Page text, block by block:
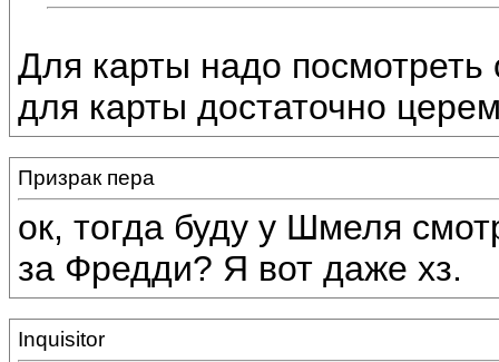
Для карты надо
для карты достаточно
Призрак пера
ок, тогда буду у Шмеля
за Фредди? Я вот даже хз.
Inquisitor